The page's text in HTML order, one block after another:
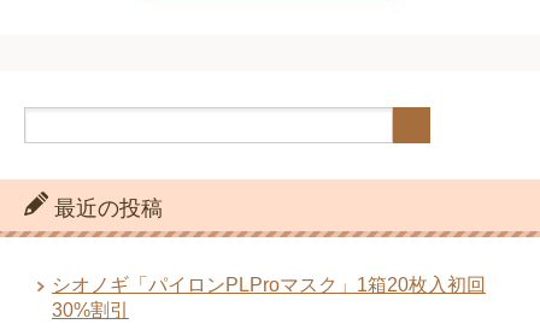
最近の投稿
シオノギ「パイロンPLProマスク」1箱20枚入初回
30%割引